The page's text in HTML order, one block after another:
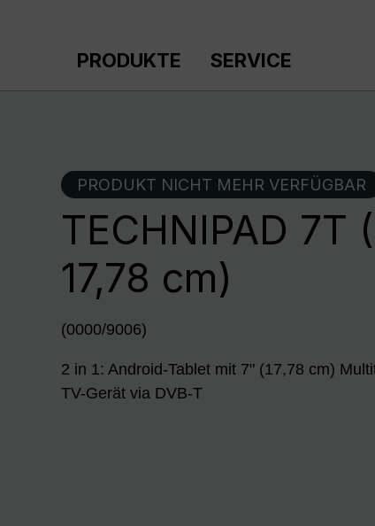
PRODUKTE SERVICE
PRODUKT NICHT MEHR VERFÜGBAR
TECHNIPAD 7T
17,78 cm)
(0000/9006)
2 in 1: Android-Tablet mit 7" (17,78 cm)
TV-Gerät via DVB-T